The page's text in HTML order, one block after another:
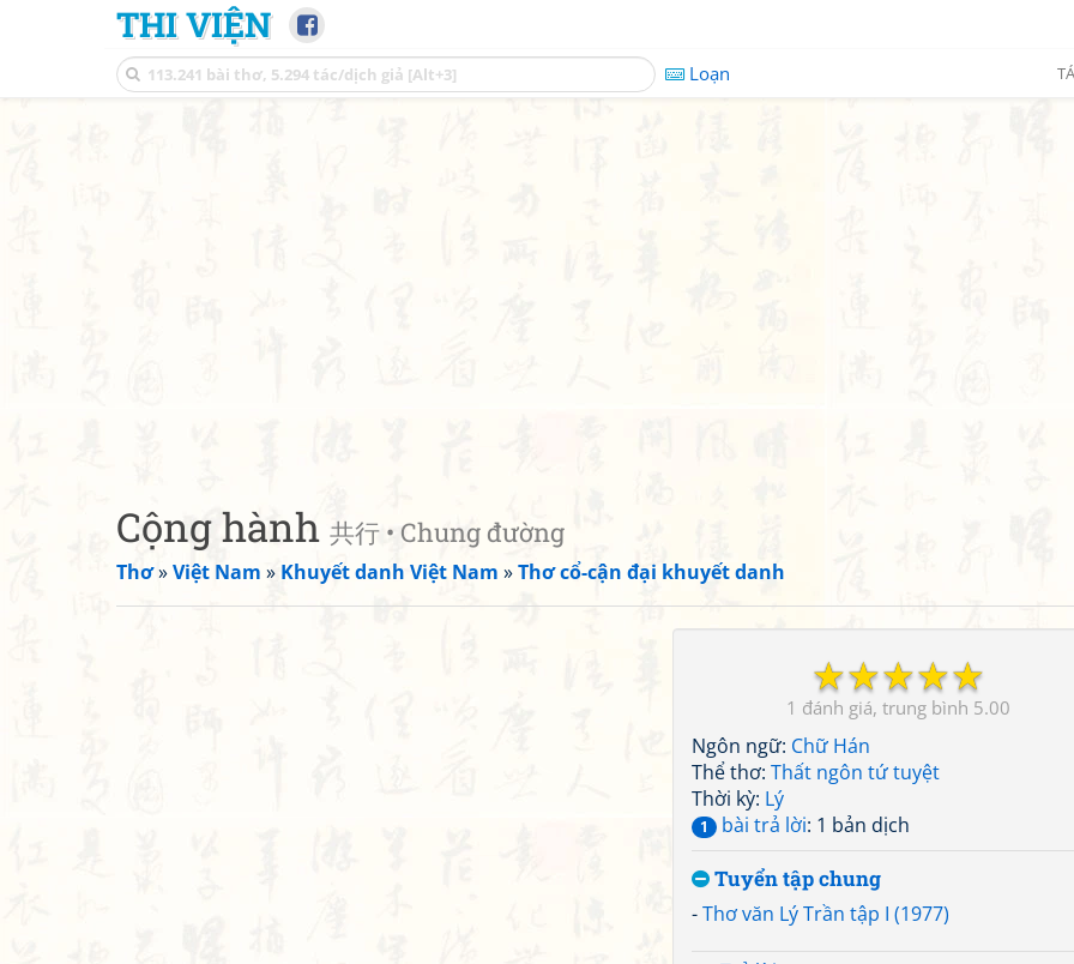
THI VIỆN
Loạn
Cộng hành 共行 • Chung đường
Thơ»Việt Nam » Khuyết danh Việt Nam »Thơ cổ-cận đại khuyết danh
☆
☆
☆
☆
☆
1 5.00
Ngôn ngữ: Chữ Hán
Thể thơ: Thất ngôn tứ tuyệt
Thời kỳ: Lý
1 bài trả lời: 1 bản dịch
Tuyển tập chung
-Thơ văn Lý Trần tập I (1977)